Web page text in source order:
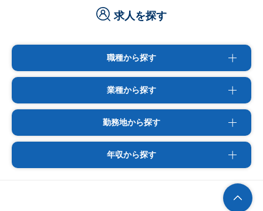
求人を探す
職種から探す
業種から探す
勤務地から探す
年収から探す